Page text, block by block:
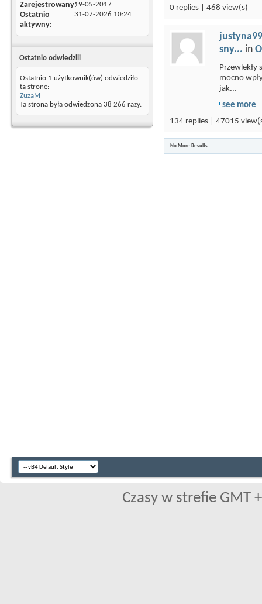
Zarejestrowany19-05-2017
Ostatnio
aktywny
31-07-2026 10:24
Ostatnio odwiedzili
Ostatnio 1 użytkownik(ów) odwiedziło
tą stronę:
ZuzaM
Ta strona była odwiedzona 38 266 razy.
0 replies | 468 view(s)
justyna99
sny... in
mocno
jak...
see more
134 replies | 47015
No More Results
Czasy w strefie GMT